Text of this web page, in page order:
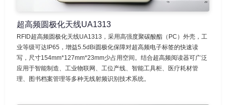
超高频圆极化天线UA1313
RFID超高频圆极化天线UA1313，采用高强度聚碳酸酯（PC）外壳，工
业等级可达IP65，增益5.5dBi圆极化保障对超高频电子标签的快速读
写，尺寸154mm*127mm*23mm少占用空间。结合超高频阅读器可广泛
应用于智能制造、工业物联网、工位产线、智能工具柜、医疗耗材管
理、图书档案管理等多种无线射频识别技术系统。